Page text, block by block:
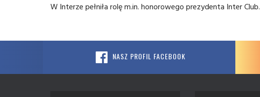
W Interze pełniła rolę m.in. honorowego prezydenta Inter Club.
NASZ PROFIL FACEBOOK